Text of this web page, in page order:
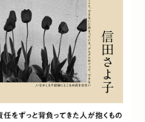
の自責感／母性愛なんてものは
／キーワードの整理
よ子さん、「他責」のスス
れました。（評者：古賀史
を説明する「極限の言葉」と